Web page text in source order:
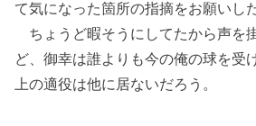
て気になった箇所の指摘をお願いした
ちょうど暇そうにしてたから声を
ど、御幸は誰よりも今の俺の球を受
上の適役は他に居ないだろう。